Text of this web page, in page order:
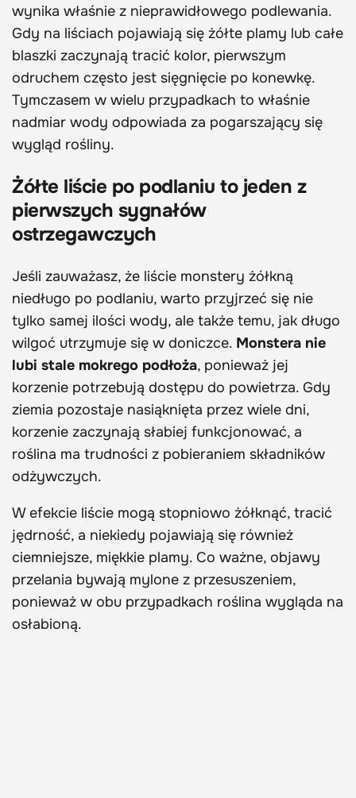
wynika właśnie z nieprawidłowego podlewania.
Gdy na liściach pojawiają się żółte plamy lub całe
blaszki zaczynają tracić kolor, pierwszym
odruchem często jest sięgnięcie po konewkę.
Tymczasem w wielu przypadkach to właśnie
nadmiar wody odpowiada za pogarszający się
wygląd rośliny.
Żółte liście po podlaniu to jeden z
pierwszych sygnałów
ostrzegawczych
Jeśli zauważasz, że liście monstery żółkną
niedługo po podlaniu, warto przyjrzeć się nie
tylko samej ilości wody, ale także temu, jak długo
wilgoć utrzymuje się w doniczce. Monstera nie
lubi stale mokrego podłoża, ponieważ jej
korzenie potrzebują dostępu do powietrza. Gdy
ziemia pozostaje nasiąknięta przez wiele dni,
korzenie zaczynają słabiej funkcjonować, a
roślina ma trudności z pobieraniem składników
odżywczych.
W efekcie liście mogą stopniowo żółknąć, tracić
jędrność, a niekiedy pojawiają się również
ciemniejsze, miękkie plamy. Co ważne, objawy
przelania bywają mylone z przesuszeniem,
ponieważ w obu przypadkach roślina wygląda na
osłabioną.